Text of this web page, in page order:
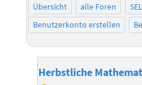
Übersicht alle Foren
Benutzerkonto erstellen
Herbstliche